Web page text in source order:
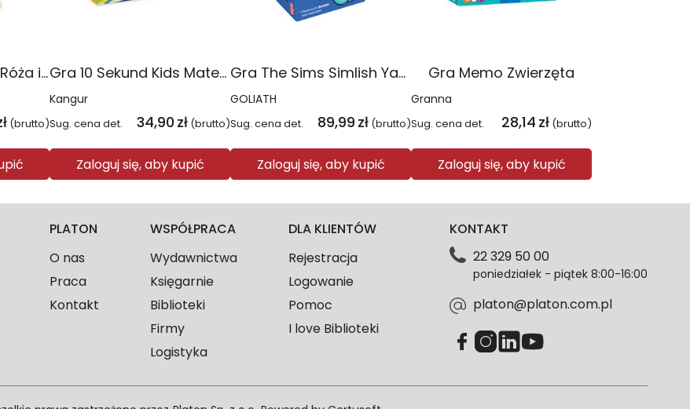
Gra ortograficzna Róża i Kałóża
(brutto)
Gra 10 Sekund Kids Matematyka
Kangur
Sug. cena det. 34,90 zł (brutto)
Zaloguj się, aby kupić
Gra The Sims Simlish YaGoBuGi
GOLIATH
Sug. cena det. 89,99 zł (brutto)
Zaloguj się, aby kupić
Gra Memo Zwierzęta
Granna
Sug. cena det. 28,14 zł (brutto)
Zaloguj się, aby kupić
PLATON
O nas
Praca
Kontakt
WSPÓŁPRACA
Wydawnictwa
Księgarnie
Biblioteki
Firmy
Logistyka
DLA KLIENTÓW
Rejestracja
Logowanie
Pomoc
I love Biblioteki
KONTAKT
22 329 50 00
poniedziałek - piątek 8:00-16:00
platon@platon.com.pl